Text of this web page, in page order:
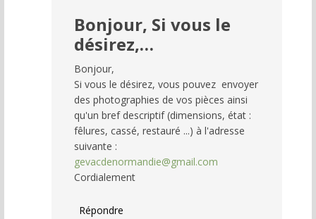
réponse
à
demande
de
renseignements
par
crevel
(non
vérifié)
Bonjour, Si vous le
désirez,…
Bonjour,
Si vous le désirez, vous pouvez envoyer
des photographies de vos pièces ainsi
qu'un bref descriptif (dimensions, état :
fêlures, cassé, restauré ...) à l'adresse
suivante :
gevacdenormandie@gmail.com
Cordialement
Répondre